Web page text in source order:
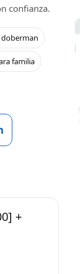
confianza.
familia
+